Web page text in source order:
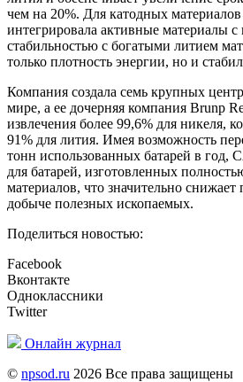
чем на 20%. Для катодных
интегрировала активные материалы с
стабильностью с богатыми литием
только плотность энергии, но и
Компания создала семь крупных
мире, а ее дочерняя компания Brunp
извлечения более 99,6% для никеля,
91% для лития. Имея возможность
тонн использованных батарей в год,
для батарей, изготовленных
материалов, что значительно снижает
добыче полезных ископаемых.
Поделиться новостью:
Facebook
Вконтакте
Одноклассники
Twitter
Онлайн журнал
© npsod.ru 2026 Все права защищены